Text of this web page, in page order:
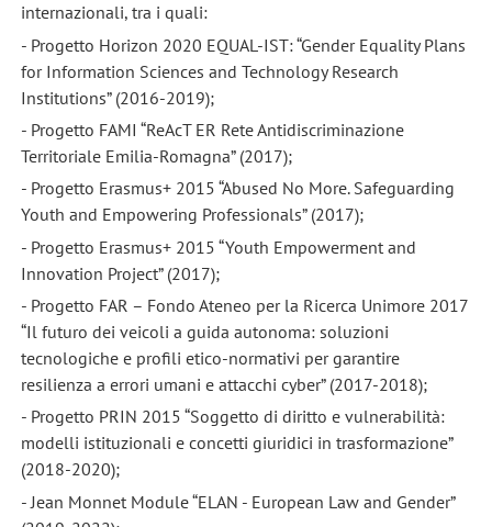
internazionali, tra i quali:
- Progetto Horizon 2020 EQUAL-IST: “Gender Equality Plans
for Information Sciences and Technology Research
Institutions” (2016-2019);
- Progetto FAMI “ReAcT ER Rete Antidiscriminazione
Territoriale Emilia-Romagna” (2017);
- Progetto Erasmus+ 2015 “Abused No More. Safeguarding
Youth and Empowering Professionals” (2017);
- Progetto Erasmus+ 2015 “Youth Empowerment and
Innovation Project” (2017);
- Progetto FAR – Fondo Ateneo per la Ricerca Unimore 2017
“Il futuro dei veicoli a guida autonoma: soluzioni
tecnologiche e profili etico-normativi per garantire
resilienza a errori umani e attacchi cyber” (2017-2018);
- Progetto PRIN 2015 “Soggetto di diritto e vulnerabilità:
modelli istituzionali e concetti giuridici in trasformazione”
(2018-2020);
- Jean Monnet Module “ELAN - European Law and Gender”